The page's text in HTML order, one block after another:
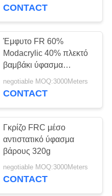
CONTACT
Έμφυτο FR 60%
Modacrylic 40% πλεκτό
βαμβάκι ύφασμα
ραβδώσεων 500gsm
negotiable MOQ:3000Meters
CONTACT
Γκρίζο FRC μέσο
αντιστατικό ύφασμα
βάρους 320g
negotiable MOQ:3000Meters
CONTACT